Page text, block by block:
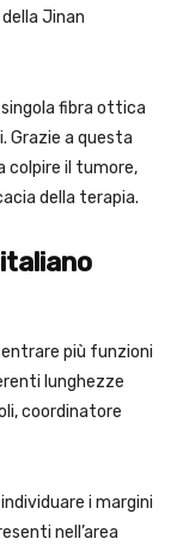
Jinan
singola fibra ottica
a questa
colpire il tumore,
della terapia.
più funzioni
lunghezze
coordinatore
i margini
nell’area